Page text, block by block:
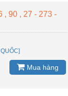
, 90 , 27 - 273 -
Mua hàng